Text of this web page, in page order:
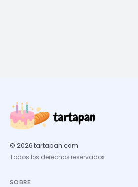
© 2026 tartapan.com
Todos los derechos reservados
SOBRE